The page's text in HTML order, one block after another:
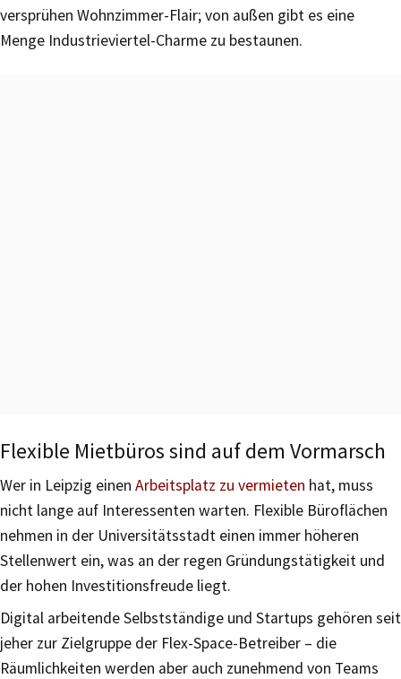
versprühen Wohnzimmer-Flair; von außen gibt es eine
Menge Industrieviertel-Charme zu bestaunen.
Flexible Mietbüros sind auf dem Vormarsch
Wer in Leipzig einen Arbeitsplatz zu vermieten hat, muss
nicht lange auf Interessenten warten. Flexible Büroflächen
nehmen in der Universitätsstadt einen immer höheren
Stellenwert ein, was an der regen Gründungstätigkeit und
der hohen Investitionsfreude liegt.
Digital arbeitende Selbstständige und Startups gehören seit
jeher zur Zielgruppe der Flex-Space-Betreiber – die
Räumlichkeiten werden aber auch zunehmend von Teams